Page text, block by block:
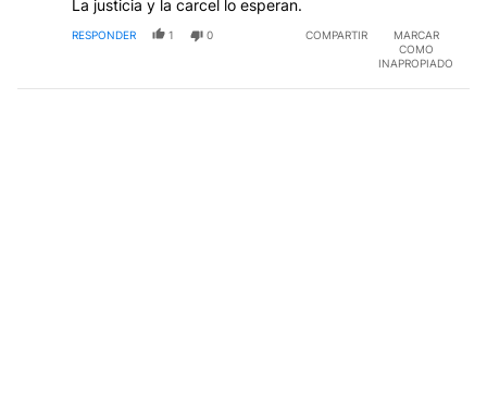
La justicia y la carcel lo esperan.
RESPONDER 1 0 COMPARTIR
MARCAR
COMO
INAPROPIADO